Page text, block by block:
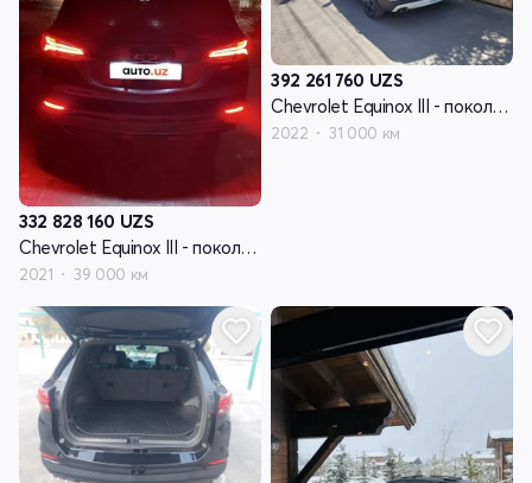
332 828 160 UZS
Chevrolet Equinox III - поколение рестайлинг
2021 39 000 км
392 261 760 UZS
Chevrolet Equinox III - поколение рестайлинг
2022 31 000 км